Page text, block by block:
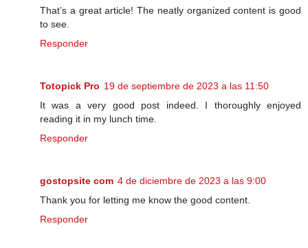
That’s a great article! The neatly organized content is good
to see.
Responder
Totopick Pro 19 de septiembre de 2023 a las 11:50
It was a very good post indeed. I thoroughly enjoyed
reading it in my lunch time.
Responder
gostopsite com 4 de diciembre de 2023 a las 9:00
Thank you for letting me know the good content.
Responder